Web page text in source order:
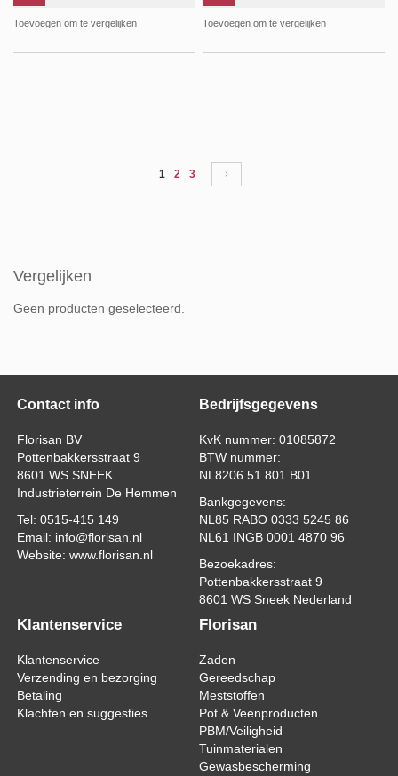
Toevoegen om te vergelijken Toevoegen om te vergelijken
Pagina
U lees momenteel pagina
1 Pagina
2 Pagina
3
Vergelijken
Geen producten geselecteerd.
Contact info
Florisan BV
Pottenbakkersstraat 9
8601 WS SNEEK
Industrieterrein De Hemmen
Tel: 0515-415 149
Email: info@florisan.nl
Website: www.florisan.nl
Bedrijfsgegevens
KvK nummer: 01085872
BTW nummer:
NL8206.51.801.B01
Bankgegevens:
NL85 RABO 0333 5245 86
NL61 INGB 0001 4870 96
Bezoekadres:
Pottenbakkersstraat 9
8601 WS Sneek Nederland
Klantenservice
Klantenservice
Verzending en bezorging
Betaling
Klachten en suggesties
Florisan
Zaden
Gereedschap
Meststoffen
Pot & Veenproducten
PBM/Veiligheid
Tuinmaterialen
Gewasbescherming